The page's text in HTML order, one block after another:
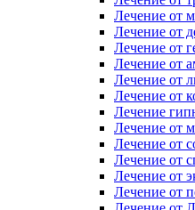
Лечение от
Лечение от
Лечение от
Лечение от
Лечение от
Лечение от
Лечение
Лечение от
Лечение от
Лечение от
Лечение от
Лечение от